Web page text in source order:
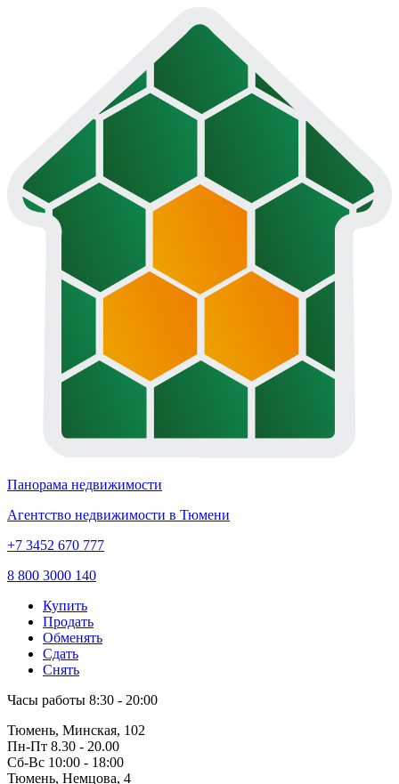
Панорама недвижимости
Агентство недвижимости в Тюмени
+7 3452 670 777
8 800 3000 140
Купить
Продать
Обменять
Сдать
Снять
Часы работы 8:30 - 20:00
Тюмень, Минская, 102
Пн-Пт 8.30 - 20.00
Сб-Вс 10:00 - 18:00
Тюмень, Немцова, 4